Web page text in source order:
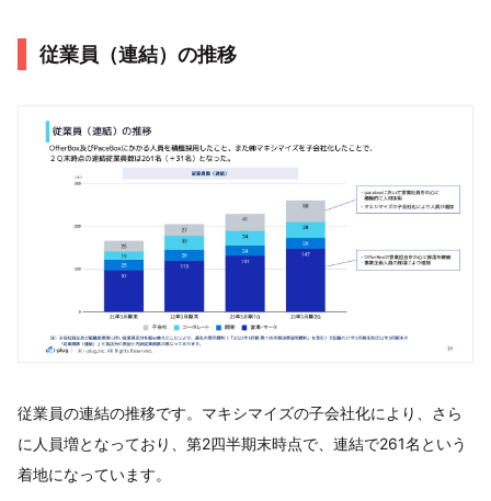
従業員（連結）の推移
従業員の連結の推移です。マキシマイズの子会社化により、さら
に人員増となっており、第2四半期末時点で、連結で261名という
着地になっています。